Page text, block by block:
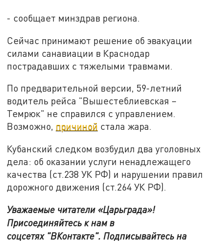
- сообщает минздрав региона.
Сейчас принимают решение об эвакуации
силами санавиации в Краснодар
пострадавших с тяжелыми травмами.
По предварительной версии, 59-летний
водитель рейса "Вышестеблиевская –
Темрюк" не справился с управлением.
Возможно, причиной стала жара.
Кубанский следком возбудил два уголовных
дела: об оказании услуги ненадлежащего
качества (ст.238 УК РФ) и нарушении правил
дорожного движения (ст.264 УК РФ).
Уважаемые читатели «Царьграда»!
Присоединяйтесь к нам в
соцсетях "ВКонтакте". Подписывайтесь на